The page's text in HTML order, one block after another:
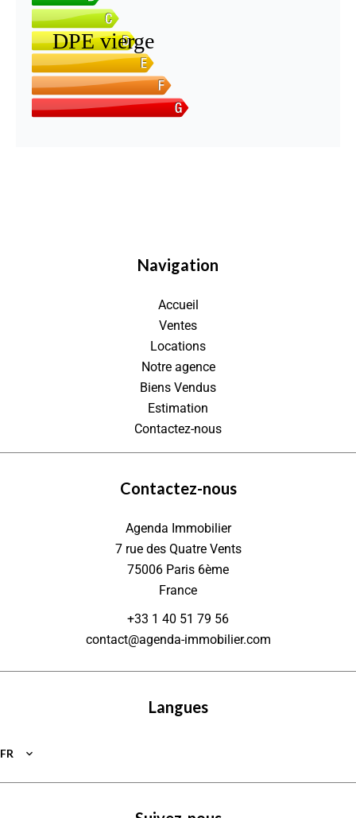
Navigation
Accueil
Ventes
Locations
Notre agence
Biens Vendus
Estimation
Contactez-nous
Contactez-nous
Agenda Immobilier
7 rue des Quatre Vents
75006 Paris 6ème
France
+33 1 40 51 79 56
contact@agenda-immobilier.com
Langues
FR